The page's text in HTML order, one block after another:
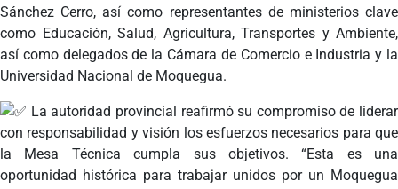
Sánchez Cerro, así como representantes de ministerios clave
como Educación, Salud, Agricultura, Transportes y Ambiente,
así como delegados de la Cámara de Comercio e Industria y la
Universidad Nacional de Moquegua.
La autoridad provincial reafirmó su compromiso de liderar
con responsabilidad y visión los esfuerzos necesarios para que
la Mesa Técnica cumpla sus objetivos. “Esta es una
oportunidad histórica para trabajar unidos por un Moquegua